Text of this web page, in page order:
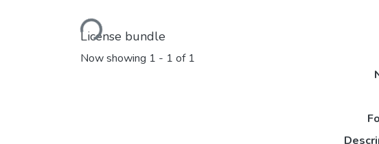
Loading...
License bundle
Now showing 1 - 1 of 1